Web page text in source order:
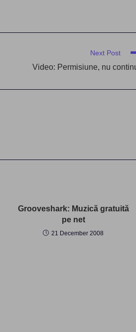
Next Post
Video: Permisiune, nu
Grooveshark: Muzică gratuită
pe net
21 December 2008